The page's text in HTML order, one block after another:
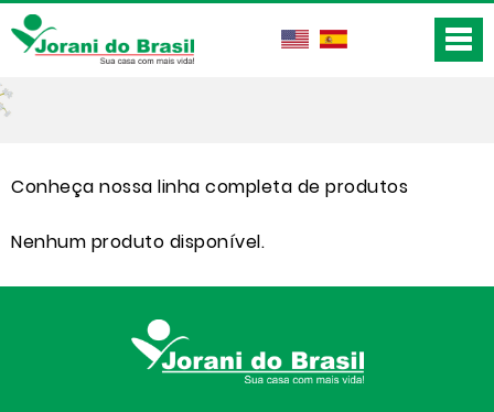
Conheça nossa linha completa de produtos
Nenhum produto disponível.